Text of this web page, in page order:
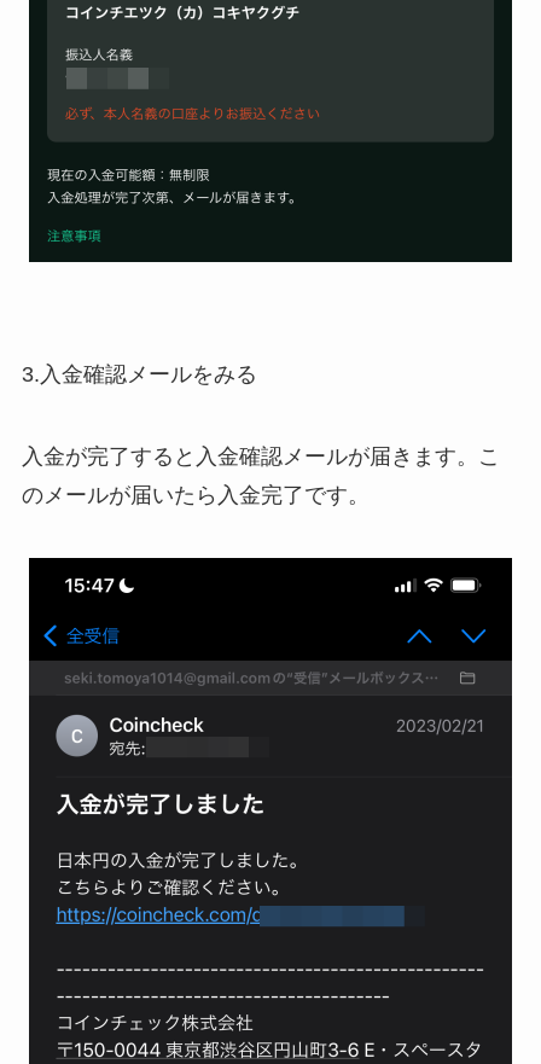
3.入金確認メールをみる
入金が完了すると入金確認メールが届きます。こ
のメールが届いたら入金完了です。